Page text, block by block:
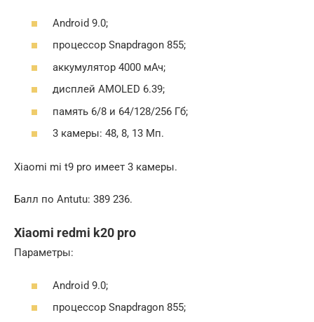
Android 9.0;
процессор Snapdragon 855;
аккумулятор 4000 мАч;
дисплей AMOLED 6.39;
память 6/8 и 64/128/256 Гб;
3 камеры: 48, 8, 13 Мп.
Xiaomi mi t9 pro имеет 3 камеры.
Балл по Antutu: 389 236.
Xiaomi redmi k20 pro
Параметры:
Android 9.0;
процессор Snapdragon 855;